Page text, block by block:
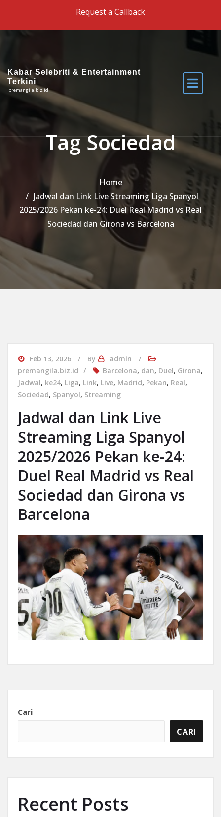
Request a Callback
Kabar Selebriti & Entertainment
Terkini
premangila.biz.id
Tag Sociedad
Home
Jadwal dan Link Live Streaming Liga Spanyol
2025/2026 Pekan ke-24: Duel Real Madrid vs Real
Sociedad dan Girona vs Barcelona
Feb 13, 2026 By
admin
premangila.biz.id
Barcelona, dan, Duel, Girona,
Jadwal, ke24, Liga, Link, Live, Madrid, Pekan, Real,
Sociedad, Spanyol, Streaming
Jadwal dan Link Live
Streaming Liga Spanyol
2025/2026 Pekan ke-24:
Duel Real Madrid vs Real
Sociedad dan Girona vs
Barcelona
Cari
CARI
Recent Posts